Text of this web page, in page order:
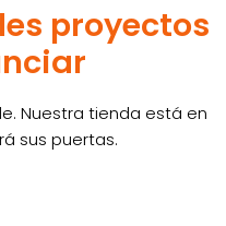
proyectos
Nuestra tienda está en
sus puertas.